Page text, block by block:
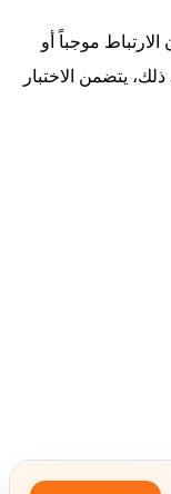
موجباً أو
ذلك، يتضمن الاختبار